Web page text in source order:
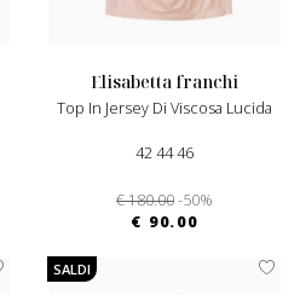
elisabetta franchi
Top In Jersey Di Viscosa Lucida
42 44 46
€ 180.00-50%
€ 90.00
SALDI